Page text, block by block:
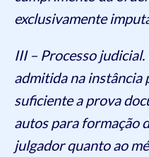
exclusivamente
III – Processo
admitida na instância
suficiente a prova
autos para formação
julgador quanto ao